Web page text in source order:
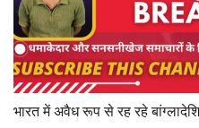
भारत में अवैध रूप से रह रहे